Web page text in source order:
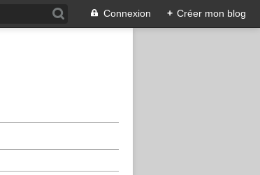
Connexion + Créer mon blog